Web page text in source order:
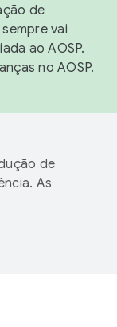
de
sempre vai
ao AOSP.
no AOSP.
de
As